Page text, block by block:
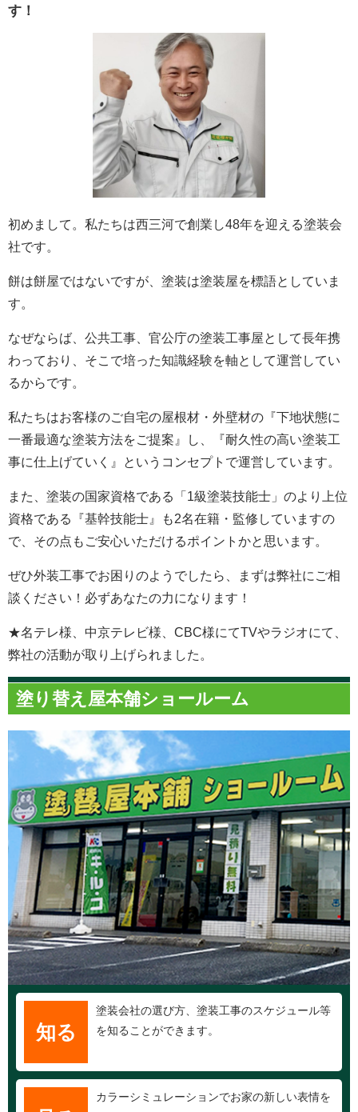
す！
初めまして。私たちは西三河で創業し48年を迎える塗装会
社です。
餅は餅屋ではないですが、塗装は塗装屋を標語としていま
す。
なぜならば、公共工事、官公庁の塗装工事屋として長年携
わっており、そこで培った知識経験を軸として運営してい
るからです。
私たちはお客様のご自宅の屋根材・外壁材の『下地状態に
一番最適な塗装方法をご提案』し、『耐久性の高い塗装工
事に仕上げていく』というコンセプトで運営しています。
また、塗装の国家資格である「1級塗装技能士」のより上位
資格である『基幹技能士』も2名在籍・監修していますの
で、その点もご安心いただけるポイントかと思います。
ぜひ外装工事でお困りのようでしたら、まずは弊社にご相
談ください！必ずあなたの力になります！
★名テレ様、中京テレビ様、CBC様にてTVやラジオにて、
弊社の活動が取り上げられました。
塗り替え屋本舗ショールーム
知る
塗装会社の選び方、塗装工事のスケジュール等
を知ることができます。
カラーシミュレーションでお家の新しい表情を